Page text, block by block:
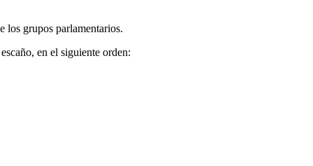
los grupos parlamentarios.
en el siguiente orden: